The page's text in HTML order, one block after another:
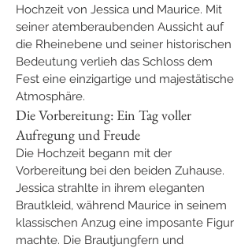
Hochzeit von Jessica und Maurice. Mit
seiner atemberaubenden Aussicht auf
die Rheinebene und seiner historischen
Bedeutung verlieh das Schloss dem
Fest eine einzigartige und majestätische
Atmosphäre.
Die Vorbereitung: Ein Tag voller
Aufregung und Freude
Die Hochzeit begann mit der
Vorbereitung bei den beiden Zuhause.
Jessica strahlte in ihrem eleganten
Brautkleid, während Maurice in seinem
klassischen Anzug eine imposante Figur
machte. Die Brautjungfern und